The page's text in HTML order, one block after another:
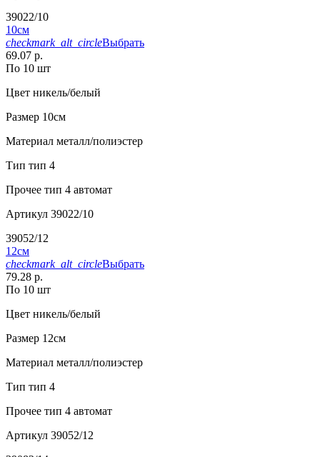
39022/10
10см
checkmark_alt_circleВыбрать
69.07 р.
По 10 шт
Цвет никель/белый
Размер 10см
Материал металл/полиэстер
Тип тип 4
Прочее тип 4 автомат
Артикул 39022/10
39052/12
12см
checkmark_alt_circleВыбрать
79.28 р.
По 10 шт
Цвет никель/белый
Размер 12см
Материал металл/полиэстер
Тип тип 4
Прочее тип 4 автомат
Артикул 39052/12